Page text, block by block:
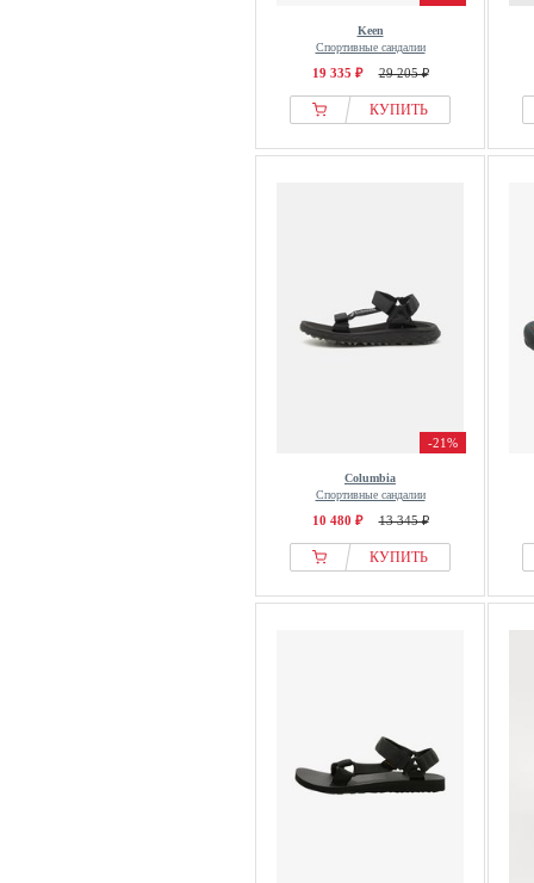
Keen
Спортивные сандалии
19 335 ₽ 29 205 ₽
КУПИТЬ
-21%
Columbia
Спортивные сандалии
10 480 ₽ 13 345 ₽
КУПИТЬ